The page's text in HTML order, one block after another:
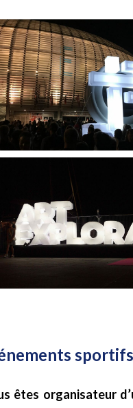
sportifs
êtes organisateur